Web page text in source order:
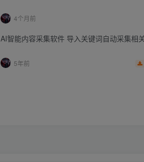
4个月前
AI智能内容采集软件 导入关键词自动采集相
5年前